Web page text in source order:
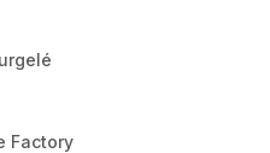
Factory